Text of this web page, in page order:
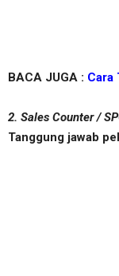
BACA JUGA : Cara
2. Sales Counter /
Tanggung jawab